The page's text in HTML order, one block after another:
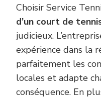
Choisir Service
d’un court de
judicieux.
expérience dans la
parfaitement les
locales et adapte
conséquence. En